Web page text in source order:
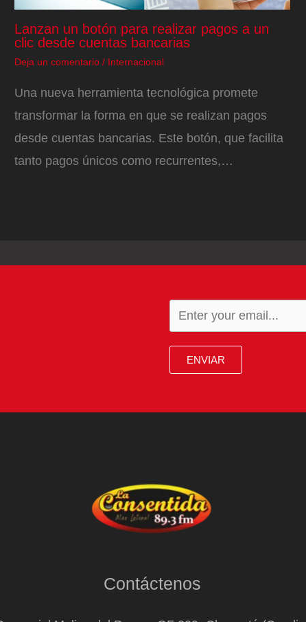
Lanzan un botón para realizar pagos a un
clic desde cuentas bancarias
Deja un comentario / Internacional
Una nueva herramienta tecnológica promete
transformar la forma en que se realizan pagos
desde cuentas bancarias. Este botón, que facilita
tanto pagos únicos como recurrentes,…
ENVIAR
Contáctenos